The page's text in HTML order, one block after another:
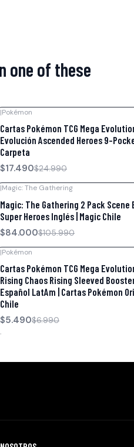
one of these
|Pokémon
Cartas Pokémon TCG Mega
Evolución Ascended Heroes 9-
Carpeta
$17.490$24.990
|Magic: The Gathering
Magic: The Gathering 2 Pack Scene
Super Heroes Inglés | Magic Chile
$84.000$105.990
|Pokémon
Cartas Pokémon TCG Mega
Rising Chaos Rising Sleeved
Español LatAm | Cartas Pokémon
Chile
$5.490$6.990